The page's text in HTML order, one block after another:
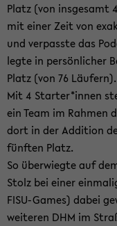
Platz (von ins­ge­samt
mit einer Zeit von
und ver­pass­te das
leg­te in per­sön­li­cher
Platz (von 76 Läu­fern).
Mit 4 Star­ter*innen
ein Team im Rah­men
dort in der Ad­di­ti­on
fünf­ten Platz.
So über­wieg­te auf
Stolz bei einer
FISU-​Games) dabei
wei­te­ren DHM im